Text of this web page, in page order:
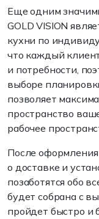
Еще одним
GOLD VISION
кухни по
что каждый
и потребности,
выборе
позволяет
пространство
рабочее
После оформления
о доставке и
позаботятся обо
будет собрана с
пройдет быстро и